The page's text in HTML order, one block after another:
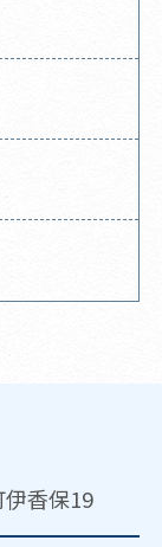
香保19